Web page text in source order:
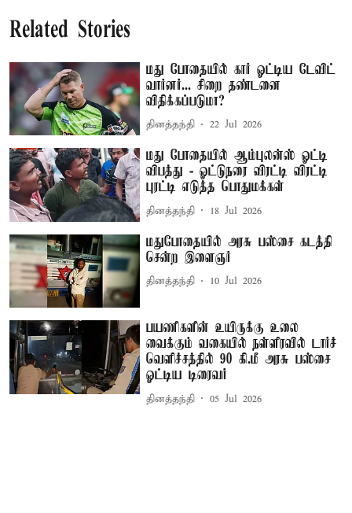
Related Stories
மது போதையில் கார் ஓட்டிய டேவிட்
வார்னர்... சிறை தண்டனை
விதிக்கப்படுமா?
தினத்தந்தி 22 Jul 2026
மது போதையில் ஆம்புலன்ஸ் ஓட்டி
விபத்து - ஓட்டுநரை விரட்டி விரட்டி
புரட்டி எடுத்த பொதுமக்கள்
தினத்தந்தி 18 Jul 2026
மதுபோதையில் அரசு பஸ்சை கடத்தி
சென்ற இளைஞர்
தினத்தந்தி 10 Jul 2026
பயணிகளின் உயிருக்கு உலை
வைக்கும் வகையில் நள்ளிரவில் டார்ச்
வெளிச்சத்தில் 90 கி.மீ அரசு பஸ்சை
ஓட்டிய டிரைவர்
தினத்தந்தி 05 Jul 2026